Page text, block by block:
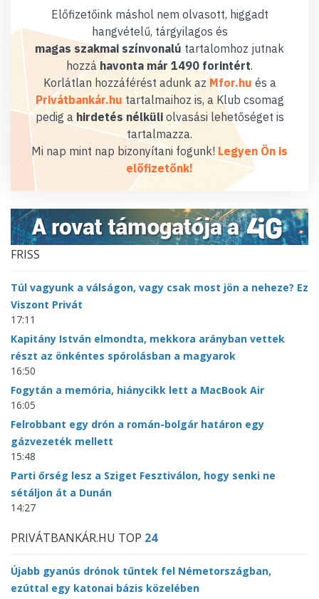
Előfizetőink máshol nem olvasott, higgadt
hangvételű, tárgyilagos és
magas szakmai színvonalú tartalomhoz jutnak
hozzáhavonta már 1490 forintért.
Korlátlan hozzáférést adunk az Mfor.hu és a
Privátbankár.hu tartalmaihoz is, a Klub csomag
pedig a hirdetés nélküliolvasási lehetőséget is
tartalmazza.
Mi nap mint nap bizonyítani fogunk! Legyen Ön is
előfizetőnk!
FRISS
Túl vagyunk a válságon, vagy csak most jön a neheze? Ez
Viszont Privát
17:11
Kapitány István elmondta, mekkora arányban vettek
részt az önkéntes spórolásban a magyarok
16:50
Fogytán a memória, hiánycikk lett a MacBook Air
16:05
Felrobbant egy drón a román-bolgár határon egy
gázvezeték mellett
15:48
Parti őrség lesz a Sziget Fesztiválon, hogy senki ne
sétáljon át a Dunán
14:27
PRIVÁTBANKÁR.HU TOP 24
Újabb gyanús drónok tűntek fel Németországban,
ezúttal egy katonai bázis közelében